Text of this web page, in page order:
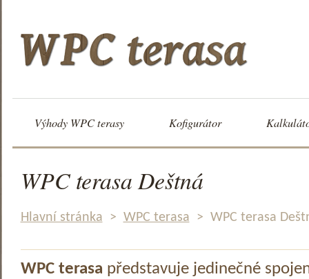
Výhody WPC terasy Kofigurátor
WPC terasa Deštná
Hlavní stránka > WPC terasa > WPC terasa
WPC terasa představuje jedinečné